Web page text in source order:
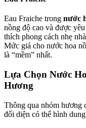
Eau Fraiche trong nước
nồng độ cao và được
thích phong cách nhẹ
Mức giá cho nước hoa
là “mềm” nhất.
Lựa Chọn Nước
Hương
Thông qua nhóm hương
đối diện có thể hình